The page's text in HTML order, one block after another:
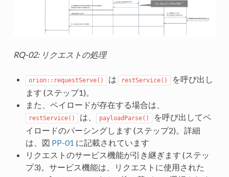
RQ-02: リクエストの処理
orion::requestServe() は restService()
を呼び出し
ます (ステップ1)。
また、ペイロードが存在する場合は、
restService() は、 payloadParse()
を呼び出してペ
イロードのパーシングします (ステップ2)。詳細
は、図 PP-01 に記載されています
リクエストのサービス機能が引き継ぎます (ステッ
プ3)。サービス機能は、リクエストに使用された